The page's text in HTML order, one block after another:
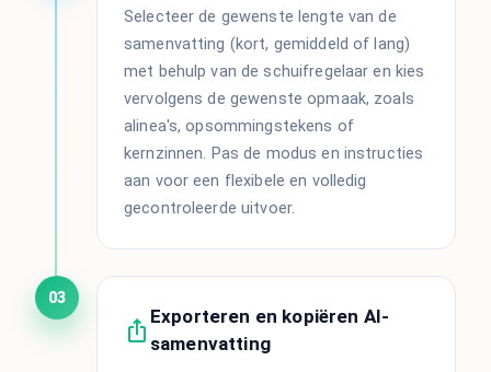
Selecteer de gewenste lengte van de
samenvatting (kort, gemiddeld of lang)
met behulp van de schuifregelaar en kies
vervolgens de gewenste opmaak, zoals
alinea's, opsommingstekens of
kernzinnen. Pas de modus en instructies
aan voor een flexibele en volledig
gecontroleerde uitvoer.
03
Exporteren en kopiëren AI-
samenvatting